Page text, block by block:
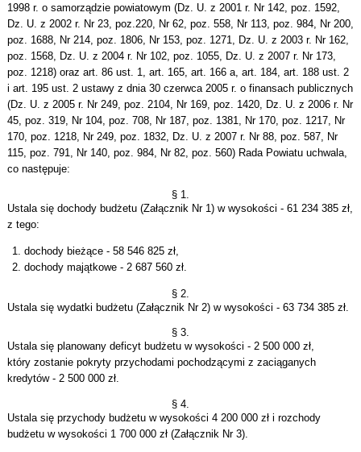
1998 r. o samorządzie powiatowym (Dz. U. z 2001 r. Nr 142, poz. 1592,
Dz. U. z 2002 r. Nr 23, poz.220, Nr 62, poz. 558, Nr 113, poz. 984, Nr 200,
poz. 1688, Nr 214, poz. 1806, Nr 153, poz. 1271, Dz. U. z 2003 r. Nr 162,
poz. 1568, Dz. U. z 2004 r. Nr 102, poz. 1055, Dz. U. z 2007 r. Nr 173,
poz. 1218) oraz art. 86 ust. 1, art. 165, art. 166 a, art. 184, art. 188 ust. 2
i art. 195 ust. 2 ustawy z dnia 30 czerwca 2005 r. o finansach publicznych
(Dz. U. z 2005 r. Nr 249, poz. 2104, Nr 169, poz. 1420, Dz. U. z 2006 r. Nr
45, poz. 319, Nr 104, poz. 708, Nr 187, poz. 1381, Nr 170, poz. 1217, Nr
170, poz. 1218, Nr 249, poz. 1832, Dz. U. z 2007 r. Nr 88, poz. 587, Nr
115, poz. 791, Nr 140, poz. 984, Nr 82, poz. 560) Rada Powiatu uchwala,
co następuje:
§ 1.
Ustala się dochody budżetu (Załącznik Nr 1) w wysokości - 61 234 385 zł,
z tego:
dochody bieżące - 58 546 825 zł,
dochody majątkowe - 2 687 560 zł.
§ 2.
Ustala się wydatki budżetu (Załącznik Nr 2) w wysokości - 63 734 385 zł.
§ 3.
Ustala się planowany deficyt budżetu w wysokości - 2 500 000 zł,
który zostanie pokryty przychodami pochodzącymi z zaciąganych
kredytów - 2 500 000 zł.
§ 4.
Ustala się przychody budżetu w wysokości 4 200 000 zł i rozchody
budżetu w wysokości 1 700 000 zł (Załącznik Nr 3).